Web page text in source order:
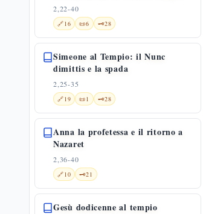
2,22-40
🔗16 📜6 🗝️28
Simeone al Tempio: il Nunc
dimittis e la spada
2,25-35
🔗19 📜1 🗝️28
Anna la profetessa e il ritorno a
Nazaret
2,36-40
🔗10 🗝️21
Gesù dodicenne al tempio